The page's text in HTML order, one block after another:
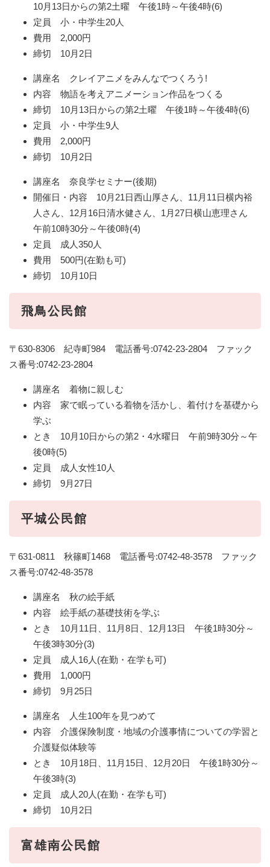
10月13日からの第2土曜 午後1時～午後4時(6)
定員 小・中学生20人
費用 2,000円
締切 10月2日
講座名 クレイアニメをみんなでつくろう!
内容 物語を考えアニメーション作品をつくる
締切 10月13日からの第2土曜 午後1時～午後4時(6)
定員 小・中学生9人
費用 2,000円
締切 10月2日
講座名 奈良学セミナー(後期)
開催日・内容 10月21日西山厚さん、11月11日横内裕
人さん、12月16日清水健さん、1月27日横山恵理さん
午前10時30分～午後0時(4)
定員 成人350人
費用 500円(在勤も可)
締切 10月10日
飛鳥公民館
〒630-8306 紀寺町984 電話番号:0742-23-2804 ファック
ス番号:0742-23-2804
講座名 着物に親しむ
内容 家で眠っている着物を活かし、着付けを基礎から
学ぶ
とき 10月10日からの第2・4水曜日 午前9時30分～午
後0時(5)
定員 成人女性10人
締切 9月27日
平城公民館
〒631-0811 秋篠町1468 電話番号:0742-48-3578 ファック
ス番号:0742-48-3578
講座名 秋の絵手紙
内容 絵手紙の基礎技術を学ぶ
とき 10月11日、11月8日、12月13日 午後1時30分～
午後3時30分(3)
定員 成人16人(在勤・在学も可)
費用 1,000円
締切 9月25日
講座名 人生100年を見つめて
内容 介護保険制度・地域の介護事情についての学習と
介護疑似体験等
とき 10月18日、11月15日、12月20日 午後1時30分～
午後3時(3)
定員 成人20人(在勤・在学も可)
締切 10月2日
富雄南公民館